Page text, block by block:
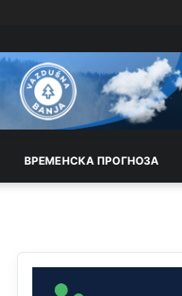
ВРEМEНСКА ПРОГНОЗА
Анонимно2806721 јуче
Kuniocu ide q u guz...
Анонимно2808843 јуче
reconquista
vjeka,neko rece za
srbi...i poce dalje da
bilo u Ag-ci...